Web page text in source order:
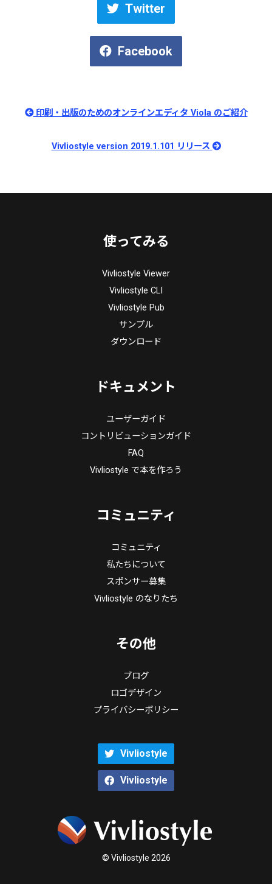
Twitter
Facebook
印刷・出版のためのオンラインエディタ Viola のご紹介
Vivliostyle version 2019.1.101 リリース
使ってみる
Vivliostyle Viewer
Vivliostyle CLI
Vivliostyle Pub
サンプル
ダウンロード
ドキュメント
ユーザーガイド
コントリビューションガイド
FAQ
Vivliostyle で本を作ろう
コミュニティ
コミュニティ
私たちについて
スポンサー募集
Vivliostyle のなりたち
その他
ブログ
ロゴデザイン
プライバシーポリシー
Vivliostyle
Vivliostyle
© Vivliostyle 2026